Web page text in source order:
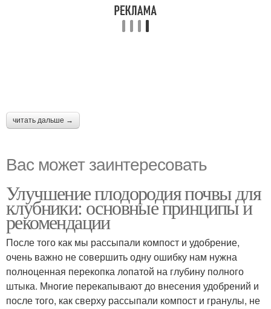
читать дальше →
Вас может заинтересовать
Улучшение плодородия почвы для
клубники: основные принципы и
рекомендации
После того как мы рассыпали компост и удобрение,
очень важно не совершить одну ошибку нам нужна
полноценная перекопка лопатой на глубину полного
штыка. Многие перекапывают до внесения удобрений и
после того, как сверху рассыпали компост и гранулы, не